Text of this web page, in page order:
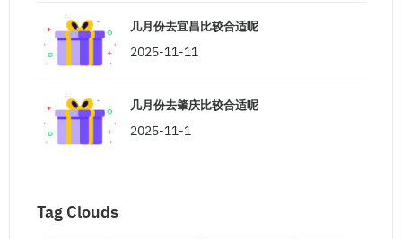
几月份去宜昌比较合适呢
2025-11-11
几月份去肇庆比较合适呢
2025-11-1
Tag Clouds